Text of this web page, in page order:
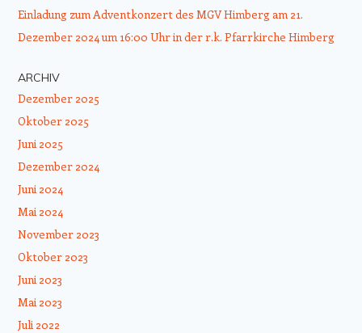
Einladung zum Adventkonzert des MGV Himberg am 21.
Dezember 2024 um 16:00 Uhr in der r.k. Pfarrkirche Himberg
ARCHIV
Dezember 2025
Oktober 2025
Juni 2025
Dezember 2024
Juni 2024
Mai 2024
November 2023
Oktober 2023
Juni 2023
Mai 2023
Juli 2022